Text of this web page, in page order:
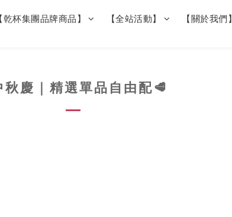
【乾杯集團品牌商品】 【全站活動】 【關於我們】
秋慶｜精選單品自由配🥩